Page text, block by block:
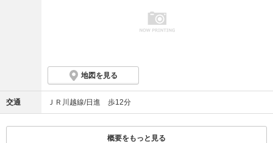
※地図上に表示される物件の位置は付近住所に所在することを表すものであり、実際の物件所
ます。また、変更となる場合がございます。雨樋、給気口、スリーブ等、一部再現されていな
い設備機器がございます。また、タイル・石貼等の大きさは実際とは多少異なります。植栽は
計画段階のものであり、変更となる場合がございます。また、入居時を想定して描かれたもの
成長しておりません。周辺の建物、電柱、電線、標識等はライン等で表現しております。周辺
ル・石貼等の大きさは実際とは多少異なります。植栽は計画段階のものであり、変更となる場
合がございます。また、入居時を想定して描かれたものではございません。葉の色合いや枝ぶ
地図を見る
交通 ＪＲ川越線/日進 歩12分
概要をもっと見る